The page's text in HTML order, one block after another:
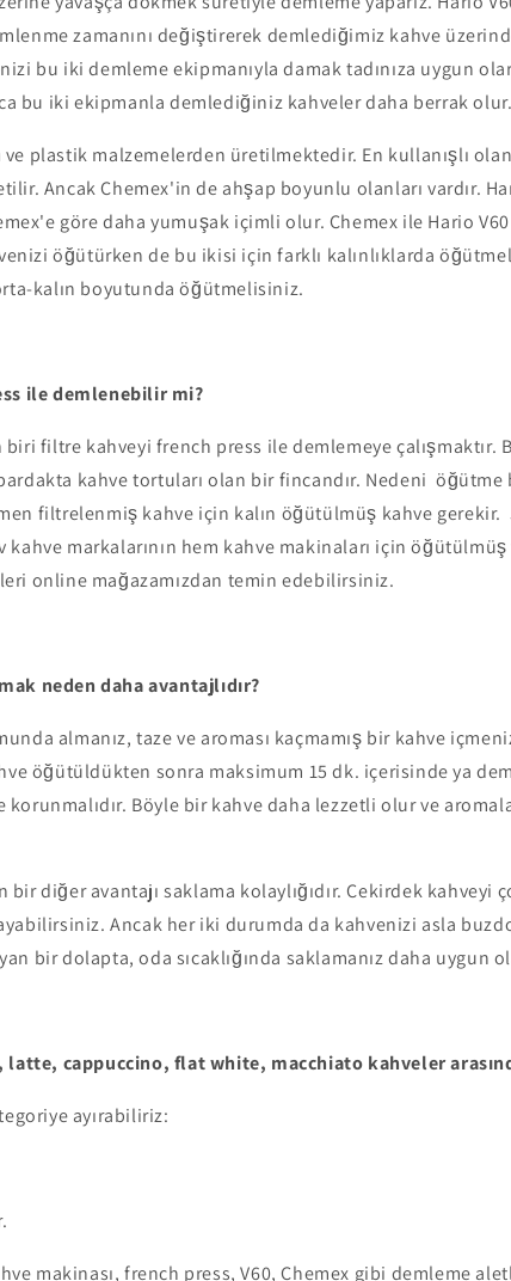
zamanını değiştirerek demlediğimiz kahve
bu iki demleme ekipmanıyla damak tadınıza uygun
bu iki ekipmanla demlediğiniz kahveler daha berrak olur.
ve plastik malzemelerden üretilmektedir. En kullanışlı
Ancak Chemex'in de ahşap boyunlu olanları vardır.
göre daha yumuşak içimli olur. Chemex ile Hario
öğütürken de bu ikisi için farklı kalınlıklarda
kalın boyutunda öğütmelisiniz.
ile demlenebilir mi?
filtre kahveyi french press ile demlemeye çalışmaktır.
kahve tortuları olan bir fincandır. Nedeni öğütme
filtrelenmiş kahve için kalın öğütülmüş kahve gerekir.
kahve markalarının hem kahve makinaları için
online mağazamızdan temin edebilirsiniz.
neden daha avantajlıdır?
almanız, taze ve aroması kaçmamış bir kahve
öğütüldükten sonra maksimum 15 dk. içerisinde ya
korunmalıdır. Böyle bir kahve daha lezzetli olur ve
bir diğer avantajı saklama kolaylığıdır. Çekirdek kahveyi
Ancak her iki durumda da kahvenizi asla
bir dolapta, oda sıcaklığında saklamanız daha uygun
latte, cappuccino, flat white, macchiato kahveler
ayırabiliriz:
makinası, french press, V60, Chemex gibi demleme